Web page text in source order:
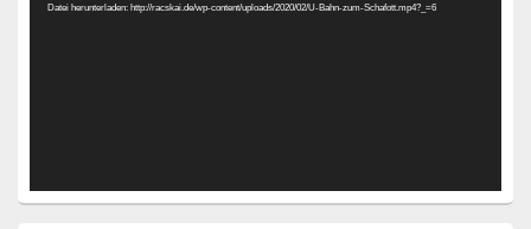
Datei herunterladen: http://racskai.de/wp-content/uploads/2020/02/U-Bahn-zum-Schafott.mp4?_=6